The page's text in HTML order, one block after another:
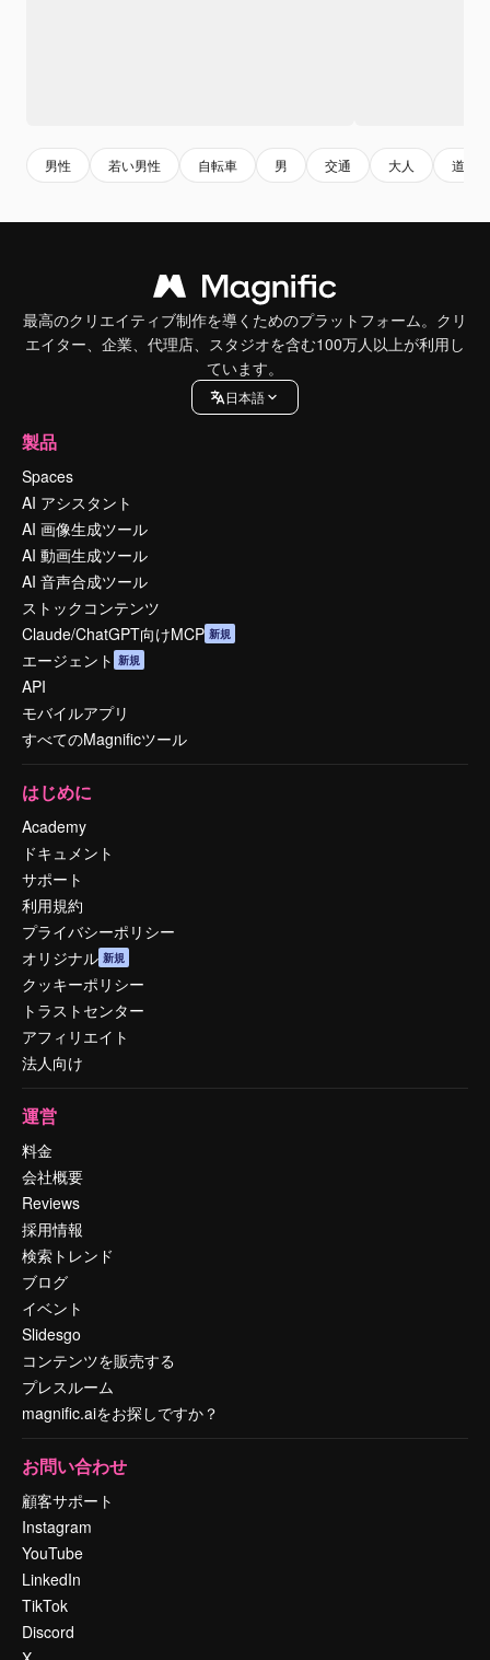
男性 若い男性 自転車 男 交通 大人 道路
最高のクリエイティブ制作を導くためのプラットフォーム。クリ
エイター、企業、代理店、スタジオを含む100万人以上が利用し
ています。
日本語
製品
Spaces
AI アシスタント
AI 画像生成ツール
AI 動画生成ツール
AI 音声合成ツール
ストックコンテンツ
Claude/ChatGPT向けMCP 新規
エージェント 新規
API
モバイルアプリ
すべてのMagnificツール
はじめに
Academy
ドキュメント
サポート
利用規約
プライバシーポリシー
オリジナル 新規
クッキーポリシー
トラストセンター
アフィリエイト
法人向け
運営
料金
会社概要
Reviews
採用情報
検索トレンド
ブログ
イベント
Slidesgo
コンテンツを販売する
プレスルーム
magnific.aiをお探しですか？
お問い合わせ
顧客サポート
Instagram
YouTube
LinkedIn
TikTok
Discord